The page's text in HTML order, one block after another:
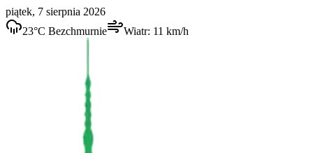
piątek, 7 sierpnia 2026
23°C Bezchmurnie Wiatr: 11 km/h